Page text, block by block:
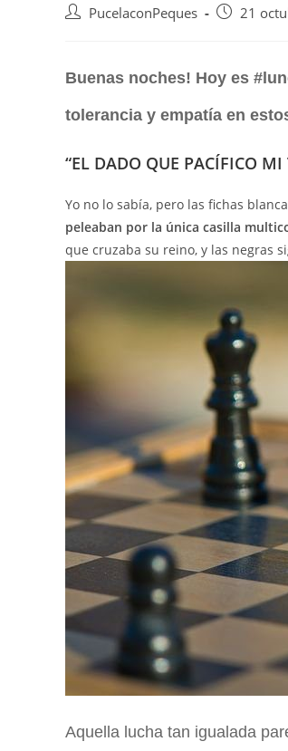
PucelaconPeques 21
Buenas noches! Hoy es
tolerancia y empatía en
“EL DADO QUE PACÍFICO MI
Yo no lo sabía, pero las fichas
peleaban por la única casilla
que cruzaba su reino, y las negras
Aquella lucha tan igualada